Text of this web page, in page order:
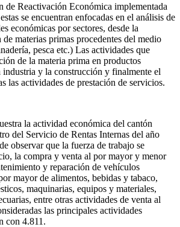
de Reactivación Económica implementada
se encuentran enfocadas en el análisis de
económicas por sectores, desde la
materias primas procedentes del medio
pesca etc.) Las actividades que
de la materia prima en productos
industria y la construcción y finalmente el
las actividades de prestación de servicios.
la actividad económica del cantón
del Servicio de Rentas Internas del año
observar que la fuerza de trabajo se
la compra y venta al por mayor y menor
y reparación de vehículos
mayor de alimentos, bebidas y tabaco,
maquinarias, equipos y materiales,
entre otras actividades de venta al
las principales actividades
con 4.811.